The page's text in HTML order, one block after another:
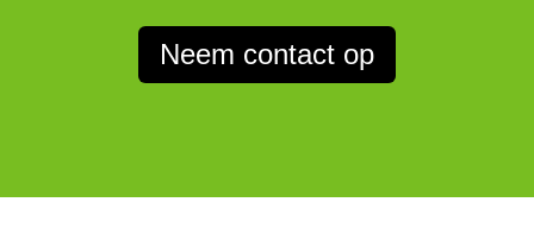
Neem contact op